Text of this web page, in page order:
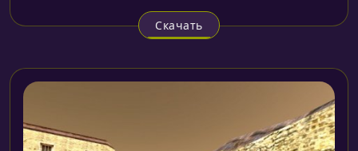
Скачать